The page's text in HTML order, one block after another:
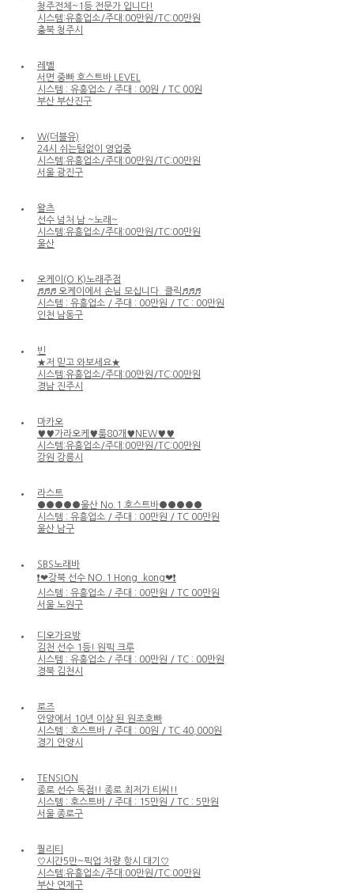
청주전체~1등 전문가 입니다!
시스템:유흥업소/주대:00만원/TC:00만원
충북 청주시
레벨
서면 중빠 호스트바 LEVEL
시스템 : 유흥업소 / 주대 : 00원 / TC 00원
부산 부산진구
W(더블유)
24시 쉬는텀없이 영업중
시스템:유흥업소/주대:00만원/TC:00만원
서울 광진구
왈츠
선수 넘처 남 ~노래~
시스템:유흥업소/주대:00만원/TC:00만원
울산
오케이(O.K)노래주점
♬♬♬ 오케이에서 손님 모십니다. 클릭♬♬♬
시스템 : 유흥업소 / 주대 : 00만원 / TC : 00만원
인천 남동구
빈
★저 믿고 와보세요★
시스템:유흥업소/주대:00만원/TC:00만원
경남 진주시
마카오
♥♥가라오케♥룸80개♥NEW♥♥
시스템:유흥업소/주대:00만원/TC:00만원
강원 강릉시
라스트
●●●●●울산 No.1 호스트바●●●●●
시스템 : 유흥업소 / 주대 : 00만원 / TC 00만원
울산 남구
SBS노래바
❗❤강북 선수 NO.1 Hong_kong❤❗
시스템 : 유흥업소 / 주대 : 00만원 / TC 00만원
서울 노원구
디오가요방
김천 선수 1등! 원픽 크루
시스템 : 유흥업소 / 주대 : 00만원 / TC : 00만원
경북 김천시
로즈
안양에서 10년 이상 된 원조호빠
시스템 : 호스트바 / 주대 : 00원 / TC 40,000원
경기 안양시
TENSION
종로 선수 독점!! 종로 최저가 티씨!!
시스템 : 호스트바 / 주대 : 15만원 / TC : 5만원
서울 종로구
퀄리티
♡시간5만~픽업 차량 항시 대기♡
시스템:유흥업소/주대:00만원/TC:00만원
부산 연제구